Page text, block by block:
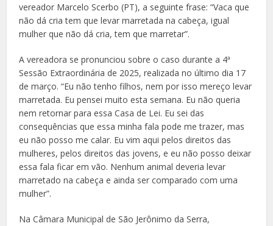
vereador Marcelo Scerbo (PT), a seguinte frase: “Vaca que
não dá cria tem que levar marretada na cabeça, igual
mulher que não dá cria, tem que marretar”.
A vereadora se pronunciou sobre o caso durante a 4ª
Sessão Extraordinária de 2025, realizada no último dia 17
de março. “Eu não tenho filhos, nem por isso mereço levar
marretada. Eu pensei muito esta semana. Eu não queria
nem retornar para essa Casa de Lei. Eu sei das
consequências que essa minha fala pode me trazer, mas
eu não posso me calar. Eu vim aqui pelos direitos das
mulheres, pelos direitos das jovens, e eu não posso deixar
essa fala ficar em vão. Nenhum animal deveria levar
marretado na cabeça e ainda ser comparado com uma
mulher”.
Na Câmara Municipal de São Jerônimo da Serra,